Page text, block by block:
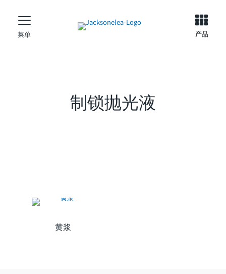
菜单 产品
制锁抛光液
黄浆